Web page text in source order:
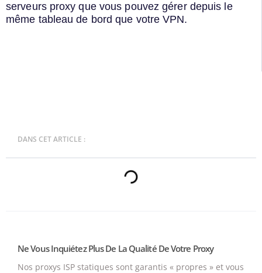
serveurs proxy que vous pouvez gérer depuis le
même tableau de bord que votre VPN.
DANS CET ARTICLE :
Ne Vous Inquiétez Plus De La Qualité De Votre Proxy
Nos proxys ISP statiques sont garantis « propres » et vous